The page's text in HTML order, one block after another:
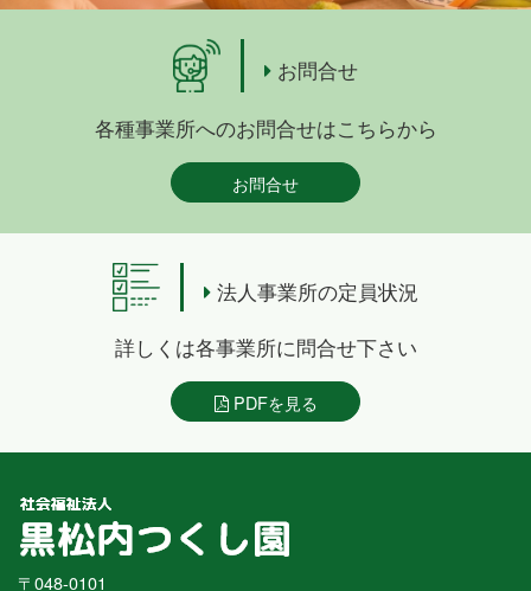
お問合せ
各種事業所へのお問合せはこちらから
お問合せ
法人事業所の定員状況
詳しくは各事業所に問合せ下さい
PDFを見る
〒048-0101